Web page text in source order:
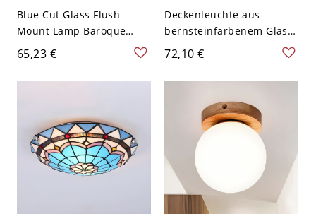
Blue Cut Glass Flush
Mount Lamp Baroque
2/3/4 Lights Mosaic
Patterned Flushmount for
Bedroom, 12"/16"/19.5" W
65,23 €
Deckenleuchte aus
bernsteinfarbenem Glas
für das Lager mit 1 Kopf
für den Flur in Schwarz
72,10 €